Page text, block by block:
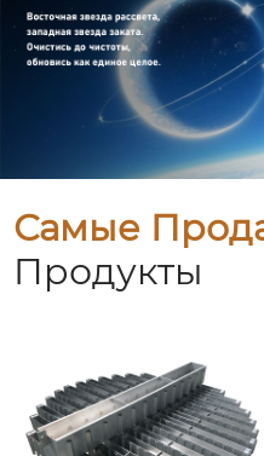
Самые
Продукты